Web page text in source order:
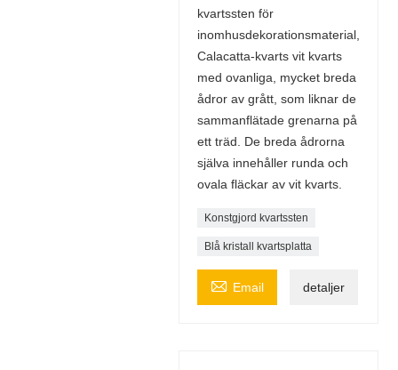
kvartssten för
inomhusdekorationsmaterial,
Calacatta-kvarts vit kvarts
med ovanliga, mycket breda
ådror av grått, som liknar de
sammanflätade grenarna på
ett träd. De breda ådrorna
själva innehåller runda och
ovala fläckar av vit kvarts.
Konstgjord kvartssten
Blå kristall kvartsplatta
 Email detaljer